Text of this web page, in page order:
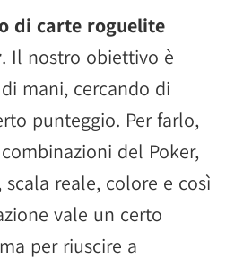
di carte roguelite
. Il nostro obiettivo è
mani, cercando di
punteggio. Per farlo,
del Poker,
reale, colore e così
vale un certo
per riuscire a